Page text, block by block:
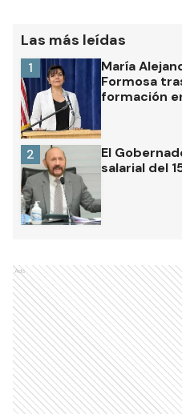
Las más leídas
María
Formosa
formación
1
El
salarial del
2
Ads